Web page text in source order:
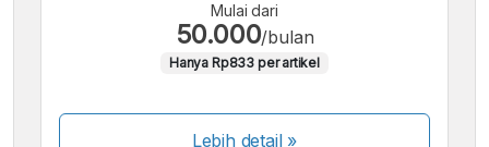
Mulai dari
50.000/bulan
Hanya Rp833 per artikel
Lebih detail »